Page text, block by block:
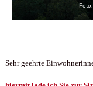
Sehr geehrte